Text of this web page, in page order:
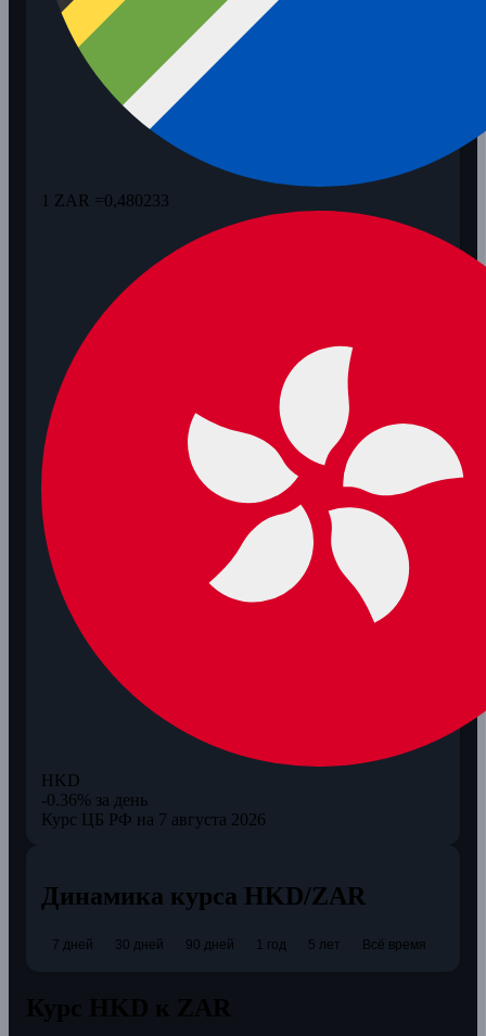
1 ZAR =0,480233
HKD
-0.36% за день
Курс ЦБ РФ на 7 августа 2026
Динамика курса HKD/ZAR
7 дней 30 дней 90 дней 1 год 5 лет Всё время